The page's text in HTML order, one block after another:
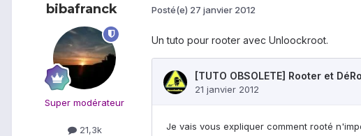
bibafranck
Super modérateur
21,3k
Posté(e) 27 janvier 2012
Un tuto pour rooter avec Unloockroot.